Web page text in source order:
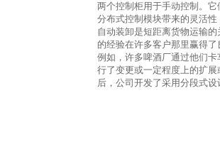
两个控制柜用于手动控制。它
分布式控制模块带来的灵活性
自动装卸是短距离货物运输
的经验在许多客户那里赢得
例如，许多啤酒厂通过他们
行了变更或一定程度上的扩
后，公司开发了采用分段式